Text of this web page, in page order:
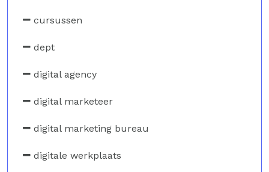
cursussen
dept
digital agency
digital marketeer
digital marketing bureau
digitale werkplaats